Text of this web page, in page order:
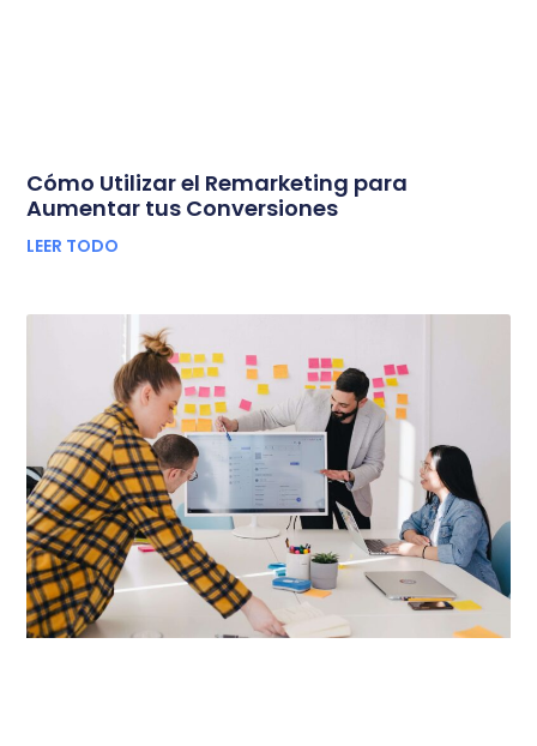
Cómo Utilizar el Remarketing para
Aumentar tus Conversiones
LEER TODO